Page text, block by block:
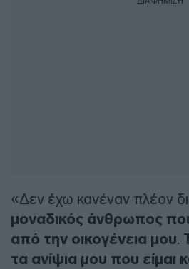
«Δεν έχω κανέναν πλέον
μοναδικός άνθρωπος
από την οικογένεια μου.
τα ανίψια μου που είμαι